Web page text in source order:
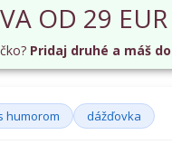
OD 29
Pridaj druhé a máš
humorom dážďovka